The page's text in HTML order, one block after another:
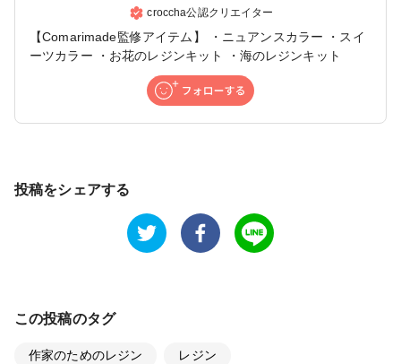
croccha公認クリエイター
【Comarimade監修アイテム】 ・ニュアンスカラー ・スイ
ーツカラー ・お花のレジンキット ・海のレジンキット
投稿をシェアする
この投稿のタグ
作家のためのレジン レジン